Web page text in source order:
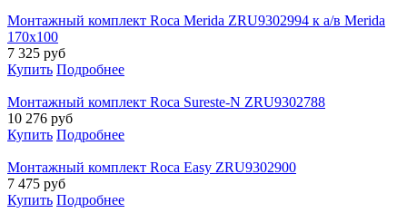
Монтажный комплект Roca Merida ZRU9302994 к а/в Merida
170x100
7 325 руб
Купить Подробнее
Монтажный комплект Roca Sureste-N ZRU9302788
10 276 руб
Купить Подробнее
Монтажный комплект Roca Easy ZRU9302900
7 475 руб
Купить Подробнее